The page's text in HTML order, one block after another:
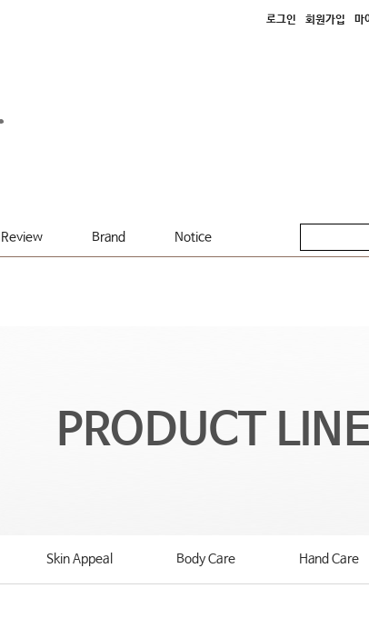
로그인 회원가입 마
Review Brand Notice
PRODUCT LINE
Skin Appeal Body Care Hand Care